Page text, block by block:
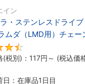
イン
・ステンレスドライ
ムダ（LMD用）チェー
ンク
税別)： 117円 ～ (税込価
日：在庫品1日目